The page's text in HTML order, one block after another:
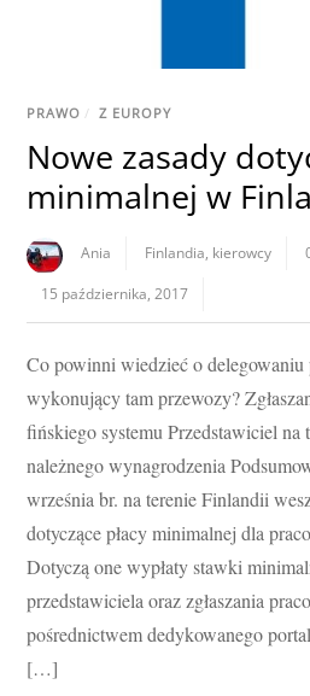
PRAWO / Z EUROPY
Nowe zasady
minimalnej w
Ania Finlandia, kierowcy
15 października, 2017
Co powinni wiedzieć o
wykonujący tam przewozy?
fińskiego systemu Przedstawiciel na
należnego wynagrodzenia
września br. na terenie Finlandii
dotyczące płacy minimalnej dla
Dotyczą one wypłaty stawki
przedstawiciela oraz zgłaszania
pośrednictwem dedykowanego
[…]